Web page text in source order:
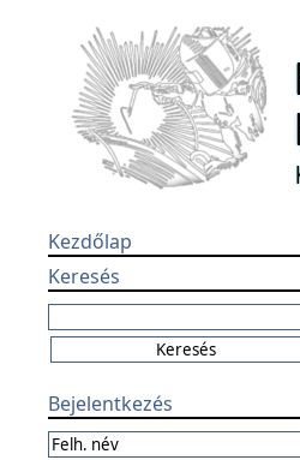
Kezdőlap
Keresés
Bejelentkezés